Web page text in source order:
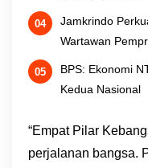
Jamkrindo
Wartawan
BPS: Ekonomi
Kedua Nasional
“Empat Pilar
perjalanan bangsa.